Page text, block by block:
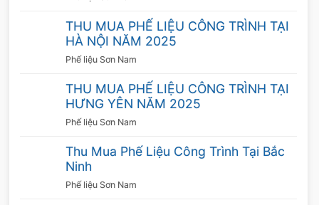
THU MUA PHẾ LIỆU CÔNG TRÌNH TẠI
HÀ NỘI NĂM 2025
Phế liệu Sơn Nam
THU MUA PHẾ LIỆU CÔNG TRÌNH TẠI
HƯNG YÊN NĂM 2025
Phế liệu Sơn Nam
Thu Mua Phế Liệu Công Trình Tại Bắc
Ninh
Phế liệu Sơn Nam
Đảm bảo thanh toán đúng hạn
Sau khi khách hàng chấp nhận mức giá chúng
tôi đề ra, 2 bên sẽ tiến hành ký kết hợp đồng
và thực hiện theo đúng những gì đã cam
kết. Chúng tôi đảm bảo thanh toán nhanh gọn,
của khách hàng. Chính vì thế, quý khách hoàn
toàn có thể yên tâm khi hợp tác cùng chúng